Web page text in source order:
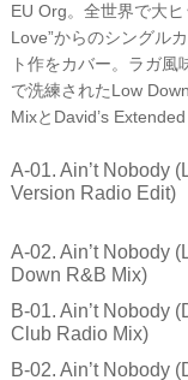
EU Org。全世界で大
Love”からのシングル
ト作をカバー。ラガ
で洗練されたLow
MixとDavid’s
A-01. Ain’t Nobody
Version Radio Edit)
A-02. Ain’t Nobody
Down R&B Mix)
B-01. Ain’t Nobody
Club Radio Mix)
B-02. Ain’t Nobody